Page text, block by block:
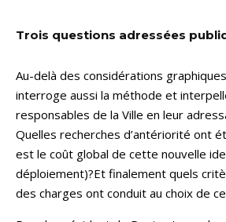
Trois questions adressées
Au-delà des considérations
interroge aussi la méthode et
responsables de la Ville en leur
Quelles recherches d’antériorité ont
est le coût global de cette nouvelle
déploiement)?Et finalement quels
des charges ont conduit au choix de